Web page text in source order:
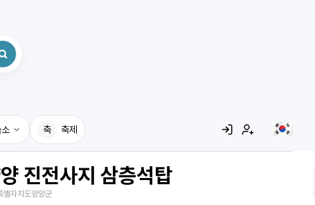
소
집
레시피
축 축제
진전사지 삼층석탑
별자치도양양군